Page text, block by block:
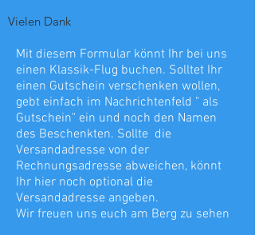
Vielen Dank
Mit diesem Formular könnt Ihr bei uns
einen Klassik-Flug buchen. Solltet Ihr
einen Gutschein verschenken wollen,
gebt einfach im Nachrichtenfeld " als
Gutschein" ein und noch den Namen
des Beschenkten. Sollte die
Versandadresse von der
Rechnungsadresse abweichen, könnt
Ihr hier noch optional die
Versandadresse angeben.
Wir freuen uns euch am Berg zu sehen